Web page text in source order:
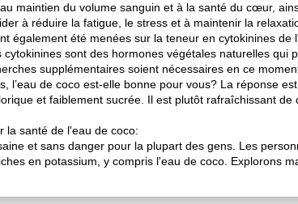
maintien du volume sanguin et à la santé du cœur,
à réduire la fatigue, le stress et à maintenir la
également été menées sur la teneur en cytokinines
sont des hormones végétales naturelles qui
supplémentaires soient nécessaires en ce
l’eau de coco est-elle bonne pour vous? La réponse
et faiblement sucrée. Il est plutôt rafraîchissant
la santé de l'eau de coco:
et sans danger pour la plupart des gens. Les
en potassium, y compris l'eau de coco. Explorons